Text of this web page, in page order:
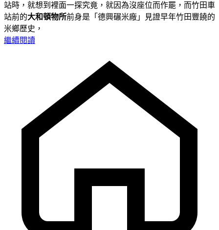
站時，就想到裡面一探究竟，就因為沒座位而作罷，而竹田車
站前的大和頓物所前身是「德興碾米廠」見證早年竹田豐饒的
米鄉歷史，
繼續閱讀